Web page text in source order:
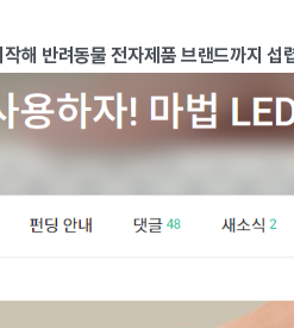
해 반려동물 전자제품 브랜드까지 섭